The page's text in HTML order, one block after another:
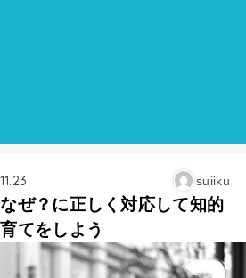
suiiku
ぜ？に正しく対応して知的
てをしよう